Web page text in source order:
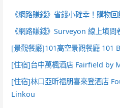
《網路賺錢》省錢小確幸！購物
《網路賺錢》Surveyon 線上填問
[景觀餐廳]101高空景觀餐廳 101
[住宿]台中萬楓酒店 Fairfield by
[住宿]林口亞昕福朋喜來登酒店
Linkou